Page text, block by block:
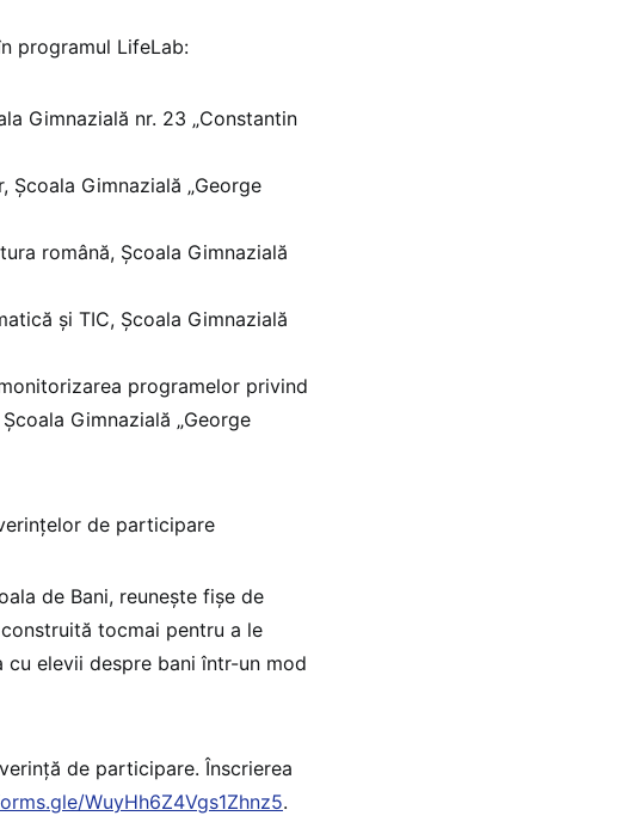
programul LifeLab:
Gimnazială nr. 23 „Constantin
Școala Gimnazială „George
română, Școala Gimnazială
și TIC, Școala Gimnazială
programelor privind
Gimnazială „George
de participare
de Bani, reunește fișe de
tocmai pentru a le
elevii despre bani într-un mod
de participare. Înscrierea
WuyHh6Z4Vgs1Zhnz5.